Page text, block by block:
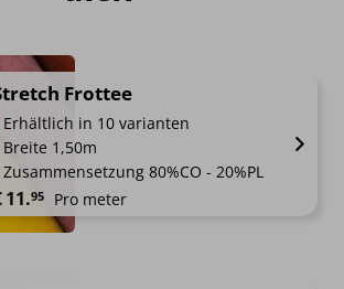
Frottee
Erhältlich in 10 varianten
Breite 1,50m
Zusammensetzung 80%CO - 20%PL
11.95 Pro meter